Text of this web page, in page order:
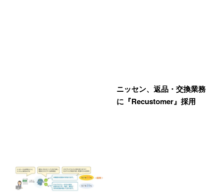
ニッセン、返品・交換業務
に『Recustomer』採用